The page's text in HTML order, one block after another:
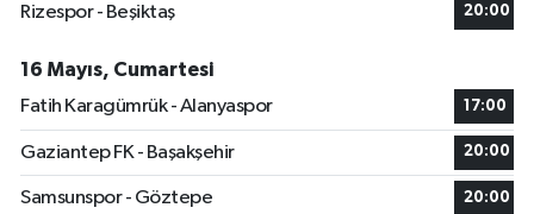
Rizespor - Beşiktaş
20:00
16 Mayıs, Cumartesi
Fatih Karagümrük - Alanyaspor
17:00
Gaziantep FK - Başakşehir 20:00
Samsunspor - Göztepe 20:00